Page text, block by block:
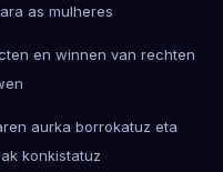
as mulheres
en winnen van rechten
aurka borrokatuz eta
konkistatuz